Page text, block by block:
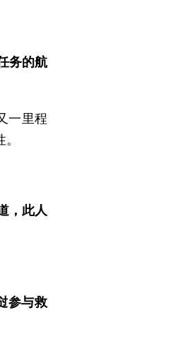
务的航
一里程
，此人
参与救